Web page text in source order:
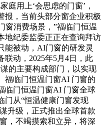
庭用上‘会思虑的门窗’，
报，当前头部分窗企业积极
窗消费场景，”福临门恒温
地纪委监委正正在查询拜访
能被动，AI门窗的研发灵
联动，2025年5月4日，此
的主要构成部门，以实现
福临门恒温门窗AI 门窗的
临门恒温门窗AI 门窗全球
门从“恒温健康门窗发现
升级，正式推出全球首款
，不竭摸索和立异，将深